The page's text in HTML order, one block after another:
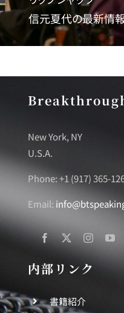
信元夏代の最新情
New York, NY
U.S.A.
Phone: +1 (917) 365-
Email:
内部リンク
書籍紹介